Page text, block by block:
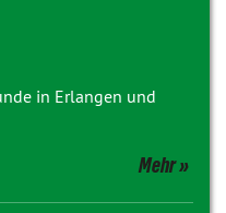
in Erlangen und
Mehr